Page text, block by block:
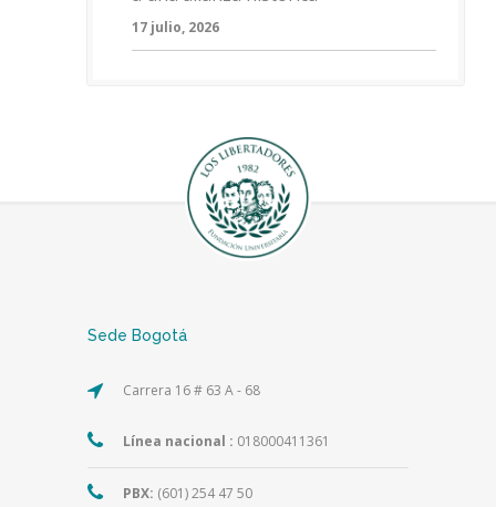
17 julio, 2026
Sede Bogotá
Carrera 16 # 63 A - 68
Línea nacional : 018000411361
PBX: (601) 254 47 50